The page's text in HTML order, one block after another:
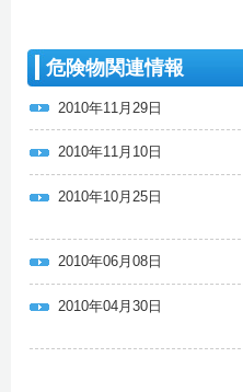
危険物関連情報
2010年11月29日
2010年11月10日
2010年10月25日
2010年06月08日
2010年04月30日